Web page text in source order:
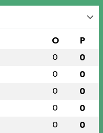
O P
0 0
0 0
0 0
0 0
0 0